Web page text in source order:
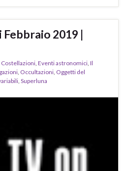
Febbraio 2019 |
Costellazioni, Eventi astronomici, Il
, Occultazioni, Oggetti del
, Superluna